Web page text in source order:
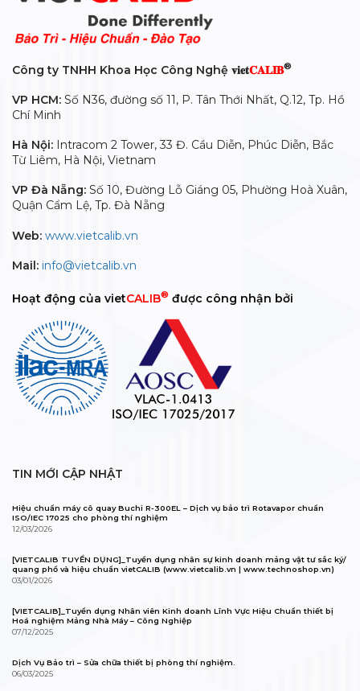
Công ty TNHH Khoa Học Công Nghệ 𝐯𝐢𝐞𝐭𝐂𝐀𝐋𝐈𝐁®
VP HCM: Số N36, đường số 11, P. Tân Thới Nhất, Q.12, Tp. Hồ
Chí Minh
Hà Nội: Intracom 2 Tower, 33 Đ. Cầu Diễn, Phúc Diễn, Bắc
Từ Liêm, Hà Nội, Vietnam
VP Đà Nẵng: Số 10, Đường Lỗ Giáng 05, Phường Hoà Xuân,
Quận Cẩm Lệ, Tp. Đà Nẵng
Web: www.vietcalib.vn
Mail: info@vietcalib.vn
Hoạt động của vietCALIB® được công nhận bởi
TIN MỚI CẬP NHẬT
Hiệu chuẩn máy cô quay Buchi R-300EL – Dịch vụ bảo trì Rotavapor chuẩn
ISO/IEC 17025 cho phòng thí nghiệm
12/03/2026
[VIETCALIB TUYỂN DỤNG]_Tuyển dụng nhân sự kinh doanh mảng vật tư sắc ký/
quang phổ và hiệu chuẩn vietCALIB (www.vietcalib.vn | www.technoshop.vn)
03/01/2026
[VIETCALIB]_Tuyển dụng Nhân viên Kinh doanh Lĩnh Vực Hiệu Chuẩn thiết bị
Hoá nghiệm Mảng Nhà Máy – Công Nghiệp
07/12/2025
Dịch Vụ Bảo trì – Sửa chữa thiết bị phòng thí nghiệm.
06/03/2025